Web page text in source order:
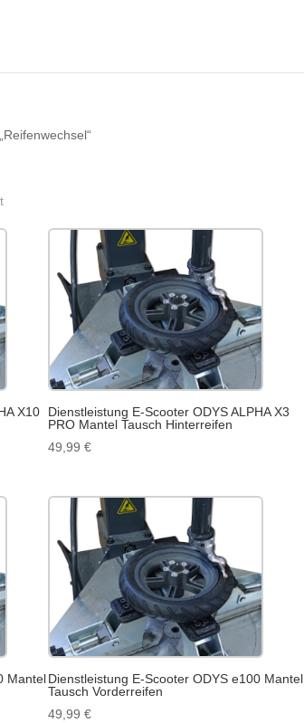
X10
Dienstleistung E-Scooter ODYS ALPHA X3
PRO Mantel Tausch Hinterreifen
49,99 €
MantelDienstleistung E-Scooter ODYS e100 Mantel
Tausch Vorderreifen
49,99 €